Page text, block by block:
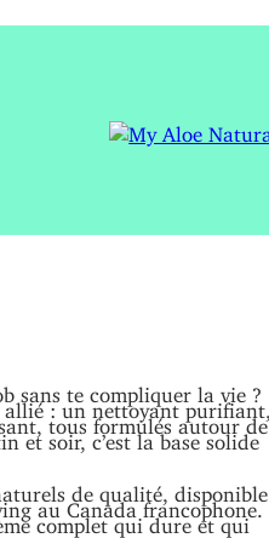
sans te compliquer la vie ?
allié : un nettoyant purifiant,
tous formulés autour de
et soir, c’est la base solide
de qualité, disponible
au Canada francophone.
complet qui dure et qui